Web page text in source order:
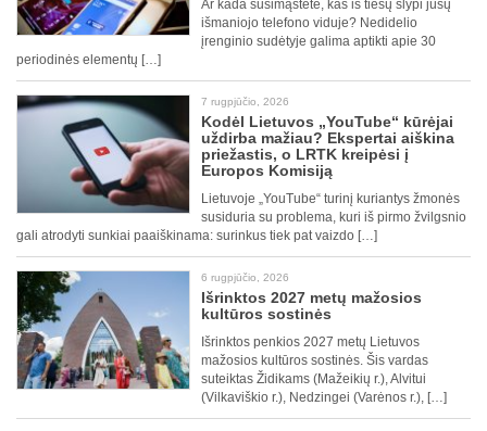
Ar kada susimąstėte, kas iš tiesų slypi jūsų
išmaniojo telefono viduje? Nedidelio
įrenginio sudėtyje galima aptikti apie 30
periodinės elementų […]
7 rugpjūčio, 2026
Kodėl Lietuvos „YouTube“ kūrėjai
uždirba mažiau? Ekspertai aiškina
priežastis, o LRTK kreipėsi į
Europos Komisiją
Lietuvoje „YouTube“ turinį kuriantys žmonės
susiduria su problema, kuri iš pirmo žvilgsnio
gali atrodyti sunkiai paaiškinama: surinkus tiek pat vaizdo […]
6 rugpjūčio, 2026
Išrinktos 2027 metų mažosios
kultūros sostinės
Išrinktos penkios 2027 metų Lietuvos
mažosios kultūros sostinės. Šis vardas
suteiktas Židikams (Mažeikių r.), Alvitui
(Vilkaviškio r.), Nedzingei (Varėnos r.), […]